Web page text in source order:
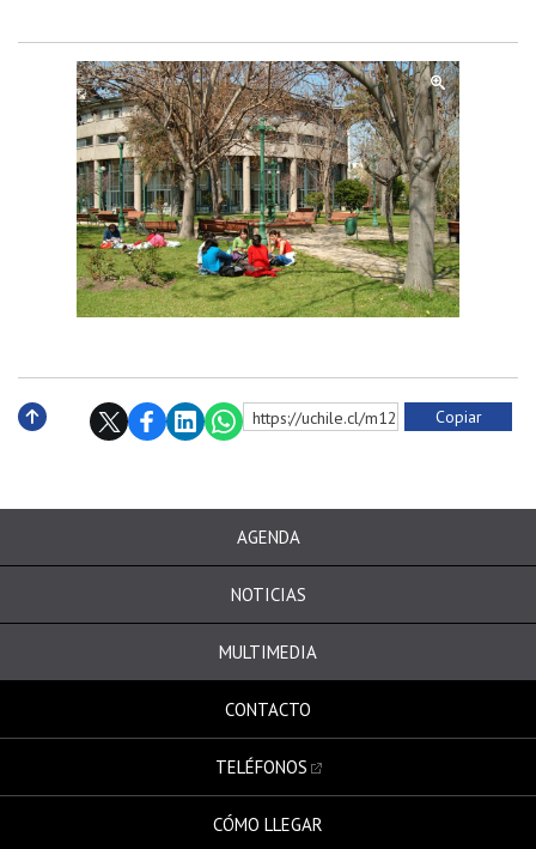
https://uchile.cl/m128509 Copiar
AGENDA
NOTICIAS
MULTIMEDIA
CONTACTO
TELÉFONOS
CÓMO LLEGAR